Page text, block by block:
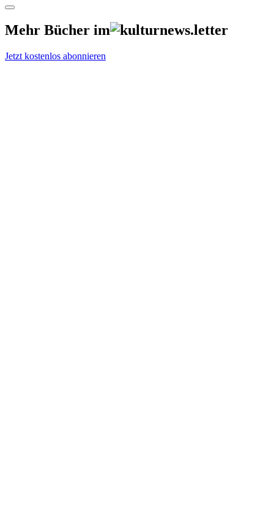
Mehr Bücher im
Jetzt kostenlos abonnieren